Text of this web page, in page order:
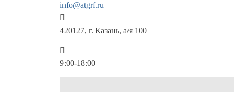
info@atgrf.ru
420127, г. Казань, а/я 100
9:00-18:00